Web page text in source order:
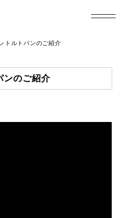
トルトパンのご紹介
ンのご紹介